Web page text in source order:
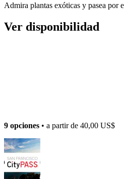
Admira plantas exóticas y pasea por
Ver disponibilidad
9 opciones • a partir de 40,00 US$